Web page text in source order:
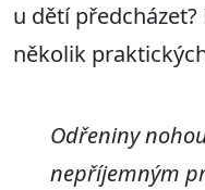
u dětí
několik
Odřeniny
nepříjemným